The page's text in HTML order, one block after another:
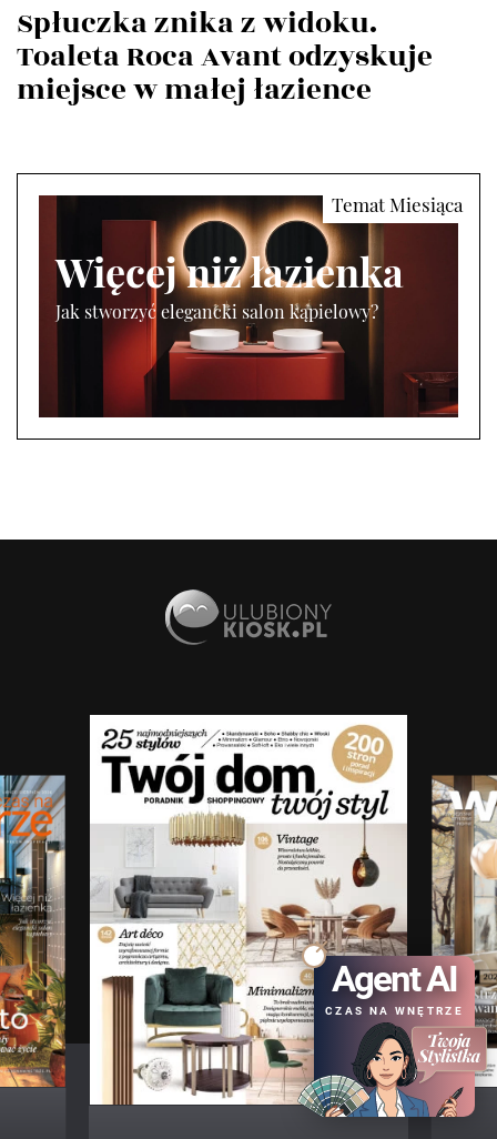
Spłuczka znika z widoku.
Toaleta Roca Avant odzyskuje
miejsce w małej łazience
Więcej niż łazienka
Jak stworzyć elegancki salon kąpielowy?
Agent AI
CZAS NA WNĘTRZE